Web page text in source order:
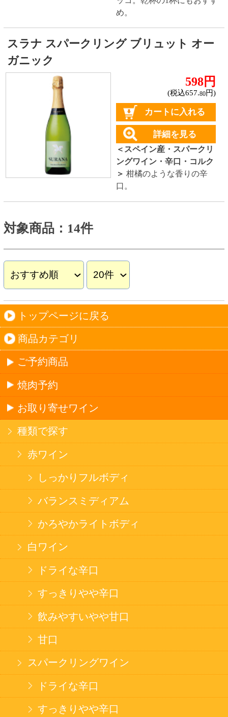
オンライン専用お問い合わせ
カートを見る
新規ご利用登録
セイコーマートHOME
当サイトについて
個人情報保護方針
©Secoma Company, Ltd. 2016 All rights reserved.
20歳未満の方の酒類の購入や、飲酒は法律で禁
じられています。
法令に従って、20歳未満の方への酒類のご注文
はお受けできません。
また、酒類を受取に来られた方が20歳未満の場
合は、酒類のお渡しをお断りしております。
表示：スマートフォン｜
このサイトは、企業の実在証明と通信の暗号化
のため、サイバートラストのサーバ証明書
入しています。
Trusted Webシールをクリックして、検証結果を
ご確認いただけます。